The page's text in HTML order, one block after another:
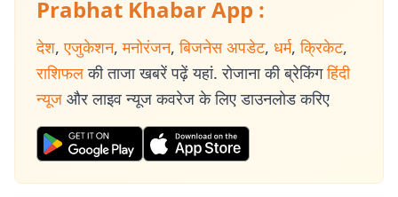
Prabhat Khabar App :
देश, एजुकेशन, मनोरंजन, बिजनेस अपडेट, धर्म, क्रिकेट,
राशिफल की ताजा खबरें पढ़ें यहां. रोजाना की ब्रेकिंग हिंदी
न्यूज और लाइव न्यूज कवरेज के लिए डाउनलोड करिए